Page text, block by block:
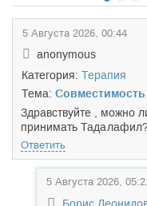
5 Августа 2026, 00:44
anonymous
Категория: Терапия
Тема: Совместимость
Здравствуйте , можно
принимать Тада
Ответить
5 Августа 2026,